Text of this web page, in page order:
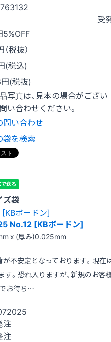
受
5%OFF
（税抜）
(税込)
円(税抜)
写真は、見本の場合がござい
い合わせください。
問い合わせ
袋を検索
ズ袋
No.12 [KBボードン]
x (厚み)0.025mm
不安定となっております。現在
。恐れ入りますが、新規のお客
お待ち…
注
注